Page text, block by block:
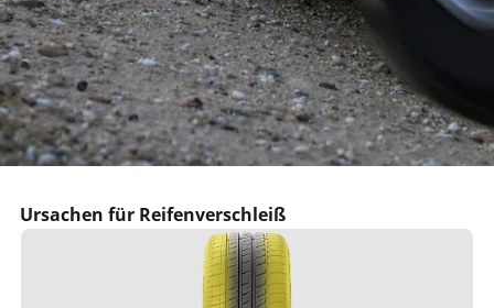
Ursachen für Reifenverschleiß